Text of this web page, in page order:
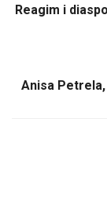
Reagim i
Anisa